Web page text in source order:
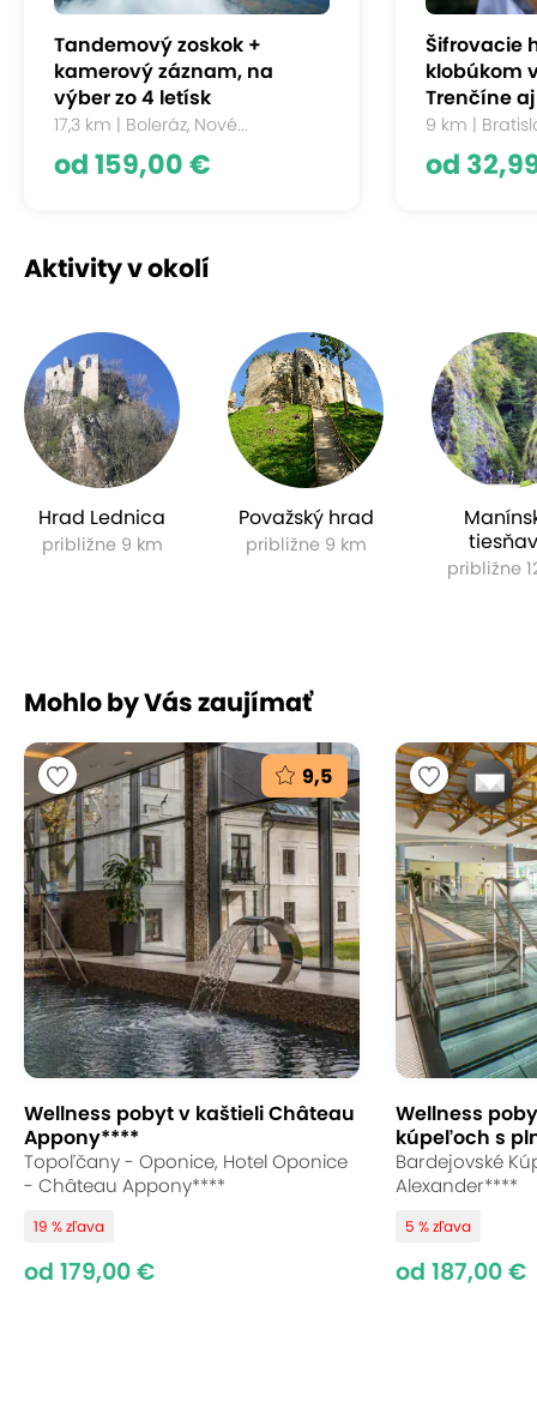
tých najmenších.
Súčasťou wellness centra je tiež úžasný saunový
svet, v ktorom nájdete fínsku, soľnú, bylinnú a
aroma saunu.Okrem nich vás tu čaká tiež soľná
jaskyňa, tepidárium
Tandemový zoskok +
kamerový záznam, na
výber zo 4 letísk
17,3 km | Boleráz, Nové...
od 159,00 €
Šifrovacie
klobúkom
Trenčíne
9 km |
od
Aktivity v okolí
Hrad Lednica
približne 9 km
Považský hrad
približne 9 km
približne
Mohlo by Vás zaujímať
9,5
Wellness pobyt v kaštieli Château
Appony****
Topoľčany - Oponice, Hotel Oponice
- Château Appony****
19 % zľava
od 179,00 €
Wellness
kúpeľoch s
Bardejovské
Alexander****
5 % zľava
od 187,00 €